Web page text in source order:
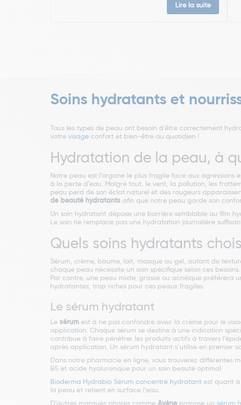
Lire la suite
Soins hydratants et
Tous les types de peau ont besoin d'être correctement
votre visage confort et bien-être au quotidien !
Hydratation de la peau, à
Notre peau est l’organe le plus fragile face aux
à la perte d’eau. Malgré tout, le vent, la pollution, les
peau perd de son éclat naturel et des rougeurs
de beauté hydratants afin que notre peau garde son
Un soin hydratant dépose une barrière semblable au film
Le soin ne remplace pas une hydratation journalière
Quels soins hydratants
Sérum, crème, baume, lait, masque ou gel, autant de
chaque peau nécessite un soin spécifique selon ces
Par contre, une peau mixte, grasse ou acnéique préférera
hydratantes, trop riches pour ces peaux fragiles.
Le sérum hydratant
Le sérum est à ne pas confondre avec la crème pour le
application. Chaque sérum se destine à une indication
contribue à faire pénétrer les produits actifs à travers
après application. Un sérum hydratant s’utilise en
Dans notre pharmacie en ligne, vous trouverez différentes
B5 et acide hyaluronique pour un soin beauté optimal.
Bioderma Hydrabio Sérum concentré hydratant est quant à
la peau et retient en surface l’eau.
D’autres marques phares comme Avène propose un sérum